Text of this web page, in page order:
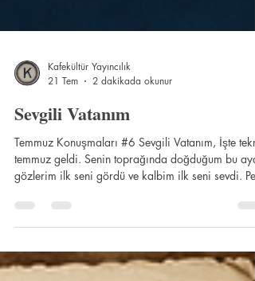
Kafekültür Yayıncılık
21 Tem
2 dakikada okunur
Sevgili Vatanım
Temmuz Konuşmaları #6 Sevgili Vatanım, İşte
temmuz geldi. Senin toprağında doğduğum bu
her an ne kadar seni özlediğimi biliyor musun?
Eminim, tıpkı senden uzak diğer çocukların gibi. Bu
uçsuz bucaksız dünyada sana ait olmak ne büyük